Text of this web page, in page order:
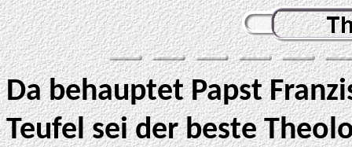
Da behauptet Papst
Teufel sei der beste